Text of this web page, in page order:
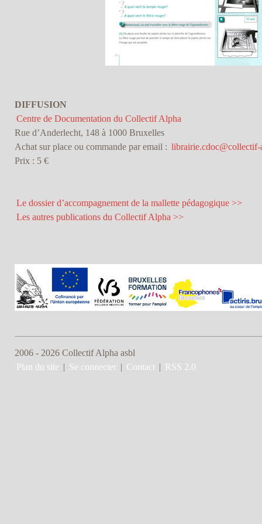
DIFFUSION
Centre de Documentation du Collectif Alpha
Rue d’Anderlecht, 148 à 1000 Bruxelles
Achat sur place ou commande par email : librairie.cdoc@collectif-
Prix : 5 €
Le dossier d’accompagnement de la mallette pédagogique >>
Les autres publications du Collectif Alpha >>
2006 - 2026 Collectif Alpha asbl
Plan du site
Se connecter Contact RSS 2.0